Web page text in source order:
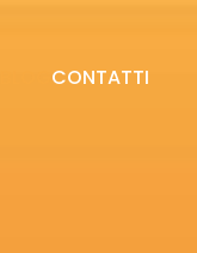
CONTATTI